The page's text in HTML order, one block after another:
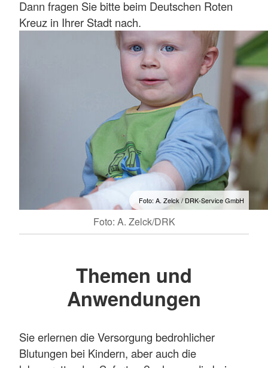
Dann fragen Sie bitte beim Deutschen Roten
Kreuz in Ihrer Stadt nach.
Foto: A. Zelck / DRK-Service GmbH
Foto: A. Zelck/DRK
Themen und
Anwendungen
Sie erlernen die Versorgung bedrohlicher
Blutungen bei Kindern, aber auch die